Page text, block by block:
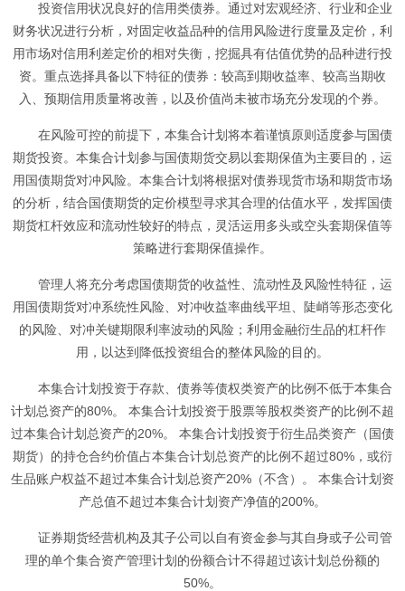
投资信用状况良好的信用类债券。通过对宏观经济、行业和企业
财务状况进行分析，对固定收益品种的信用风险进行度量及定价，利
用市场对信用利差定价的相对失衡，挖掘具有估值优势的品种进行投
资。重点选择具备以下特征的债券：较高到期收益率、较高当期收
入、预期信用质量将改善，以及价值尚未被市场充分发现的个券。
在风险可控的前提下，本集合计划将本着谨慎原则适度参与国债
期货投资。本集合计划参与国债期货交易以套期保值为主要目的，运
用国债期货对冲风险。本集合计划将根据对债券现货市场和期货市场
的分析，结合国债期货的定价模型寻求其合理的估值水平，发挥国债
期货杠杆效应和流动性较好的特点，灵活运用多头或空头套期保值等
策略进行套期保值操作。
管理人将充分考虑国债期货的收益性、流动性及风险性特征，运
用国债期货对冲系统性风险、对冲收益率曲线平坦、陡峭等形态变化
的风险、对冲关键期限利率波动的风险；利用金融衍生品的杠杆作
用，以达到降低投资组合的整体风险的目的。
本集合计划投资于存款、债券等债权类资产的比例不低于本集合
计划总资产的80%。 本集合计划投资于股票等股权类资产的比例不超
过本集合计划总资产的20%。 本集合计划投资于衍生品类资产（国债
期货）的持仓合约价值占本集合计划总资产的比例不超过80%，或衍
生品账户权益不超过本集合计划总资产20%（不含）。 本集合计划资
产总值不超过本集合计划资产净值的200%。
证券期货经营机构及其子公司以自有资金参与其自身或子公司管
理的单个集合资产管理计划的份额合计不得超过该计划总份额的
50%。